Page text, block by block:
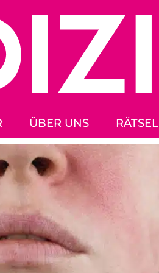
ÜBER UNS RÄTSEL